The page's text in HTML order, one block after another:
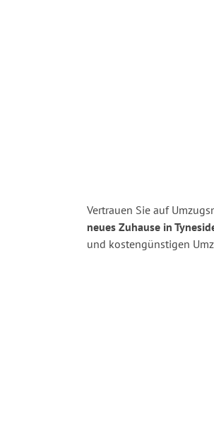
Vertrauen Sie auf
neues Zuhause in
und kostengünstigen